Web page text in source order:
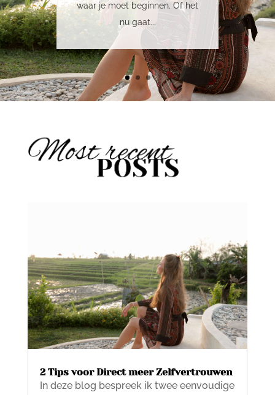
waar je moet beginnen. Of het
nu gaat...
2 Tips voor Direct meer Zelfvertrouwen
In deze blog bespreek ik twee eenvoudige